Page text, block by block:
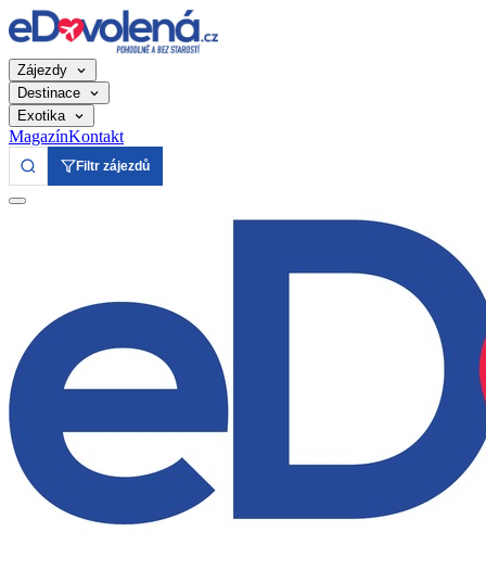
Zájezdy
Destinace
Exotika
MagazínKontakt
Filtr zájezdů